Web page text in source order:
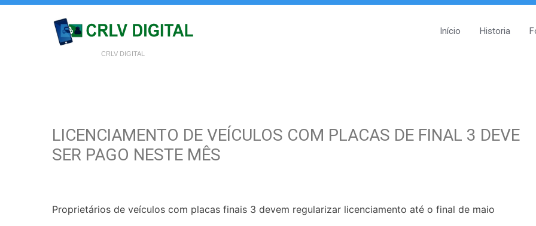
CRLV DIGITAL
Início Historia
LICENCIAMENTO DE VEÍCULOS COM PLACAS DE FINAL 3 DEVE
SER PAGO NESTE MÊS
Proprietários de veículos com placas finais 3 devem regularizar licenciamento até o final de maio